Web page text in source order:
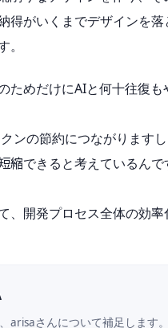
得がいくまでデザインを落
ためだけにAIと何十往復も
ンの節約につながりますし
できると考えているんで
、開発プロセス全体の効率
arisaさんについて補足します。